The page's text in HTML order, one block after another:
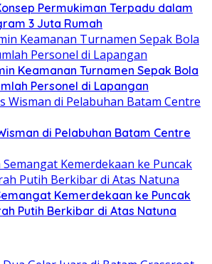
Permukiman Terpadu dalam
3 Juta Rumah
Keamanan Turnamen Sepak Bola
Personel di Lapangan
di Pelabuhan Batam Centre
Kemerdekaan ke Puncak
Putih Berkibar di Atas Natuna